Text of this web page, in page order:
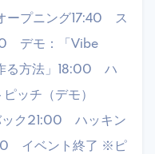
ープニング17:40 ス
デモ：「Vibe
る方法」18:00 ハ
ッチ（デモ）
ク21:00 ハッキン
イベント終了 ​※ピ